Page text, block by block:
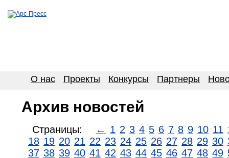
О нас Проекты Конкурсы Партнеры
Архив новостей
Страницы: ← 1 2 3 4 5 6 7 8 9 10 11
18 19 20 21 22 23 24 25 26 27 28 29 30
37 38 39 40 41 42 43 44 45 46 47 48 49